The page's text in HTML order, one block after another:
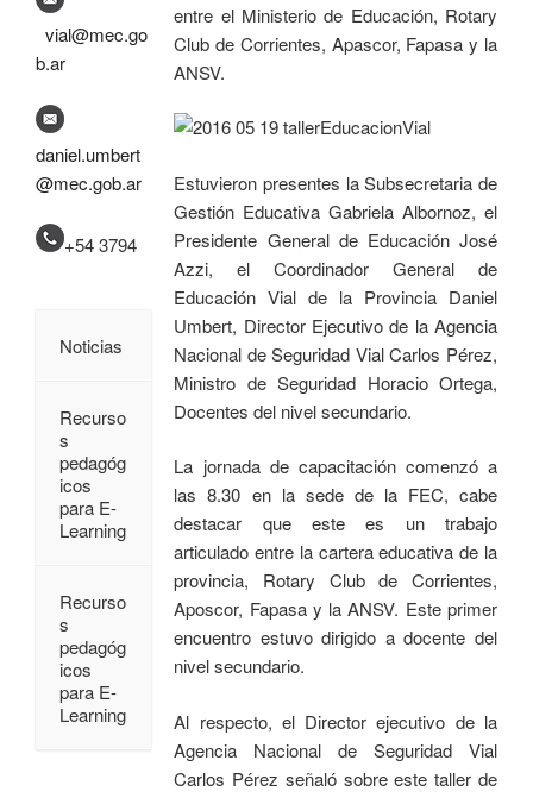
entre el Ministerio de Educación, Rotary
Club de Corrientes, Apascor, Fapasa y la
ANSV.
Estuvieron presentes la Subsecretaria de
Gestión Educativa Gabriela Albornoz, el
Presidente General de Educación José
Azzi, el Coordinador General de
Educación Vial de la Provincia Daniel
Umbert, Director Ejecutivo de la Agencia
Nacional de Seguridad Vial Carlos Pérez,
Ministro de Seguridad Horacio Ortega,
Docentes del nivel secundario.
La jornada de capacitación comenzó a
las 8.30 en la sede de la FEC, cabe
destacar que este es un trabajo
articulado entre la cartera educativa de la
provincia, Rotary Club de Corrientes,
Aposcor, Fapasa y la ANSV. Este primer
encuentro estuvo dirigido a docente del
nivel secundario.
Al respecto, el Director ejecutivo de la
Agencia Nacional de Seguridad Vial
Carlos Pérez señaló sobre este taller de
vial@mec.go
b.ar
daniel.umbert
@mec.gob.ar
+54 3794
Noticias
Recurso
s
pedagóg
icos
para E-
Learning
Recurso
s
pedagóg
icos
para E-
Learning